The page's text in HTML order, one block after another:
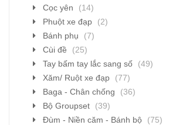
Cọc yên
(14)
Phuột xe đạp
(2)
Bánh phụ
(7)
Cùi đề
(25)
Tay bấm tay lắc sang số
(49)
Xăm/ Ruột xe đạp
(77)
Baga - Chân chống
(36)
Bộ Groupset
(39)
Đùm - Niền căm - Bánh bộ
(75)